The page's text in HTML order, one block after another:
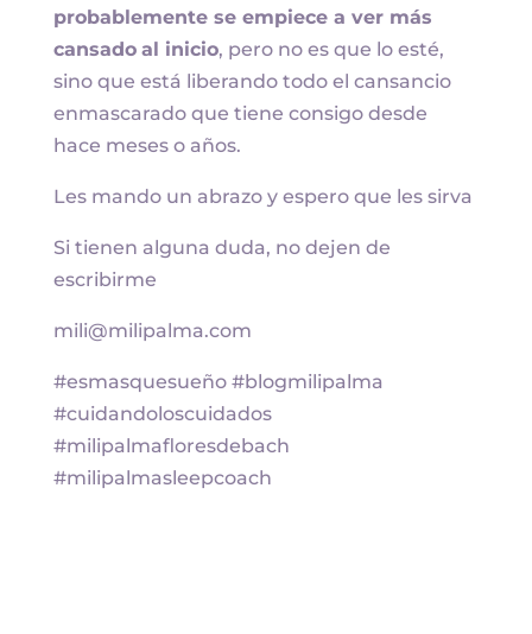
probablemente se empiece a ver más
cansado al inicio, pero no es que lo esté,
sino que está liberando todo el cansancio
enmascarado que tiene consigo desde
hace meses o años.
Les mando un abrazo y espero que les sirva
Si tienen alguna duda, no dejen de
escribirme
mili@milipalma.com
#esmasquesueño #blogmilipalma
#cuidandoloscuidados
#milipalmafloresdebach
#milipalmasleepcoach